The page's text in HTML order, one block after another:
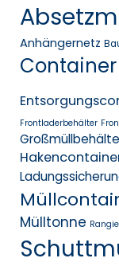
Anhängernetz
Container
Frontladerbehälter
Mülltonne